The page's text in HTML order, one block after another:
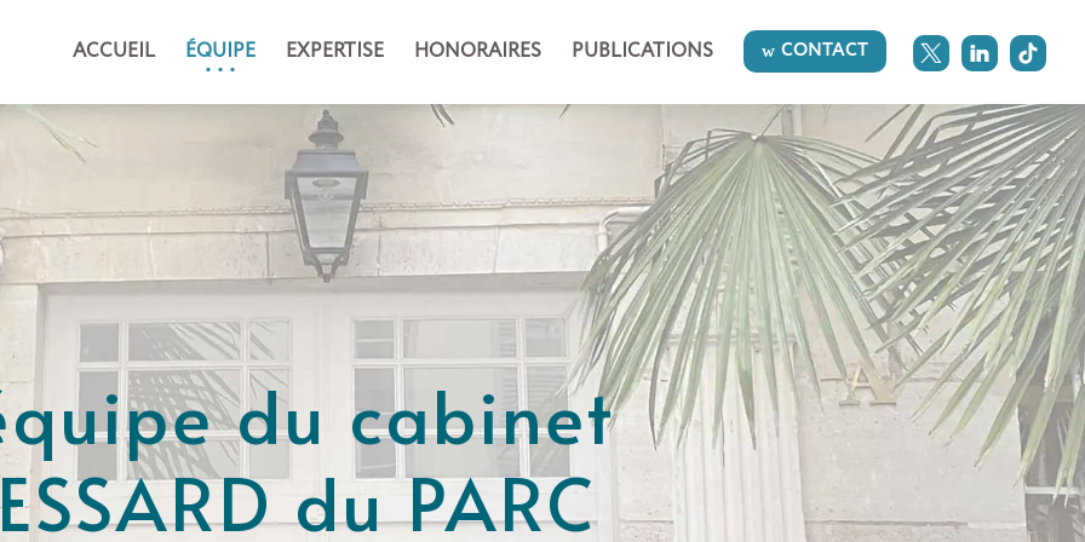
ACCUEIL ÉQUIPE EXPERTISE HONORAIRES PUBLICATIONS CONTACT
du cabinet
du PARC